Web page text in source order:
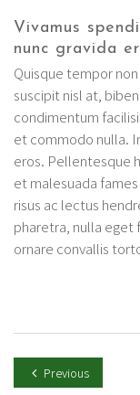
Vivamus
nunc gravida
Quisque tempor
suscipit nisl at,
condimentum
et commodo nulla.
eros. Pellentesque
et malesuada
risus ac lectus
pharetra, nulla eget
ornare convallis
Previous